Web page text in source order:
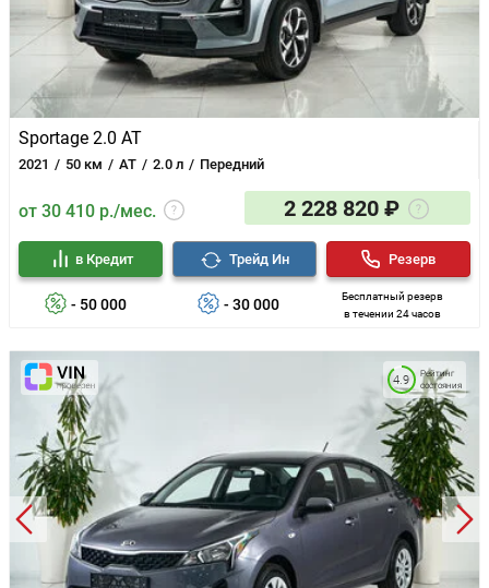
Sportage 2.0 AT
2021 50 км AT 2.0 л Передний
от 30 410 р./мес. 2 228 820 ₽
- 50 000
в Кредит
- 30 000
Трейд Ин
Бесплатный резерв
в течении 24 часов
Резерв
Рейтинг
состояния
4.9